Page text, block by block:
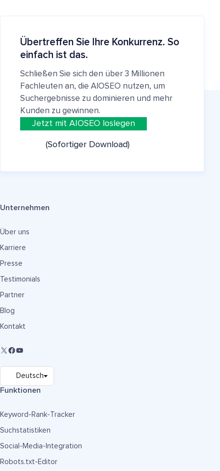
Übertreffen Sie Ihre Konkurrenz. So
einfach ist das.
Schließen Sie sich den über 3 Millionen
Fachleuten an, die AIOSEO nutzen, um
Suchergebnisse zu dominieren und mehr
Kunden zu gewinnen.
Jetzt mit AIOSEO loslegen
(Sofortiger Download)
Unternehmen
Über uns
Karriere
Presse
Testimonials
Partner
Blog
Kontakt
Funktionen
Keyword-Rank-Tracker
Suchstatistiken
Social-Media-Integration
Robots.txt-Editor